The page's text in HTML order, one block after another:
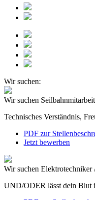
Wir suchen:
Wir suchen
Technisches Verständnis,
PDF zur
Jetzt bewerben
Wir suchen Elektrotechniker
UND/ODER lässt dein Blut